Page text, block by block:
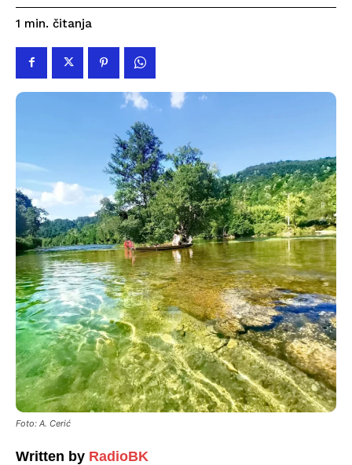
1 min. čitanja
Foto: A. Cerić
Written by RadioBK